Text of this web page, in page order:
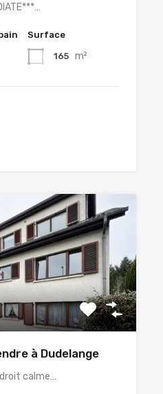
Surface
165 m²
à Dudelange
calme…